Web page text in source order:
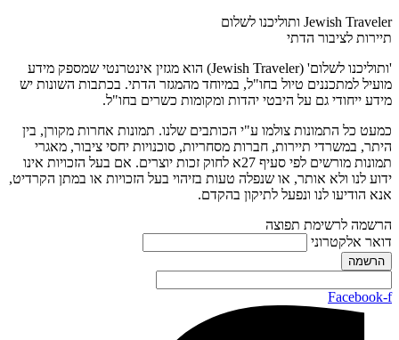
Jewish Traveler ותוליכנו לשלום
תיירות לציבור הדתי
'ותוליכנו לשלום' (Jewish Traveler) הוא מגזין אינטרנטי שמספק מידע
מועיל למתכננים טיול בחו"ל, במיוחד מהמגזר הדתי. בכתבות השונות יש
מידע ייחודי גם על היבטי יהדות ומקומות כשרים בחו"ל.
כמעט כל התמונות צולמו ע"י הכותבים שלנו. תמונות אחרות מקורן, בין
היתר, במשרדי תיירות, חברות מסחריות, סוכנויות יחסי ציבור, מאגרי
תמונות מורשים לפי סעיף 27א לחוק זכות יוצרים. אם בעל הזכויות אינו
ידוע לנו ולא אותר, או שנפלה טעות בזיהוי בעל הזכויות או במתן הקרדיט,
אנא הודיעו לנו ונפעל לתיקון בהקדם.
הרשמה לרשימת תפוצה
דואר אלקטרוני
Facebook-f